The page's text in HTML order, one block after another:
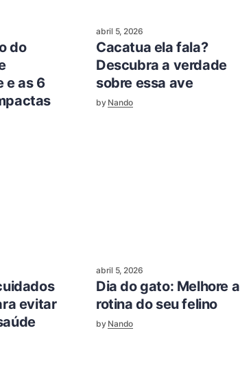
do
e as 6
abril 5, 2026
Cacatua ela fala?
Descubra a verdade
sobre essa ave
by Nando
evitar
abril 5, 2026
Dia do gato: Melhore a
rotina do seu felino
by Nando